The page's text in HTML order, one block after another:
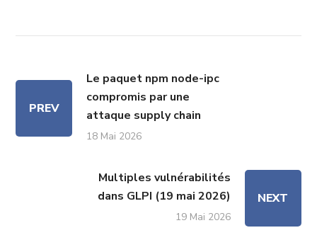
PREV
Le paquet npm node-ipc
compromis par une
attaque supply chain
18 Mai 2026
Multiples vulnérabilités
dans GLPI (19 mai 2026)
19 Mai 2026
NEXT